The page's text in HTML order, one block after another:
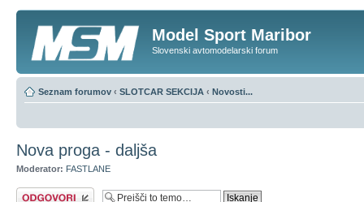
Model Sport Maribor
Slovenski avtomodelarski forum
Seznam forumov ‹ SLOTCAR SEKCIJA ‹ Novosti...
Nova proga - daljša
Moderator: FASTLANE
Napiši odgovor